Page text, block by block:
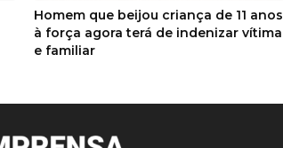
Homem que beijou criança de 11 anos
à força agora terá de indenizar vítima
e familiar